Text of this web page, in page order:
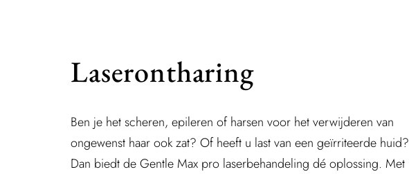
Laserontharing
Ben je het scheren, epileren of harsen voor het verwijderen van
ongewenst haar ook zat? Of heeft u last van een geïrriteerde huid?
Dan biedt de Gentle Max pro laserbehandeling dé oplossing. Met